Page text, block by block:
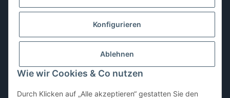
Konfigurieren
Ablehnen
Wie wir Cookies & Co nutzen
Durch Klicken auf „Alle akzeptieren“ gestatten Sie den